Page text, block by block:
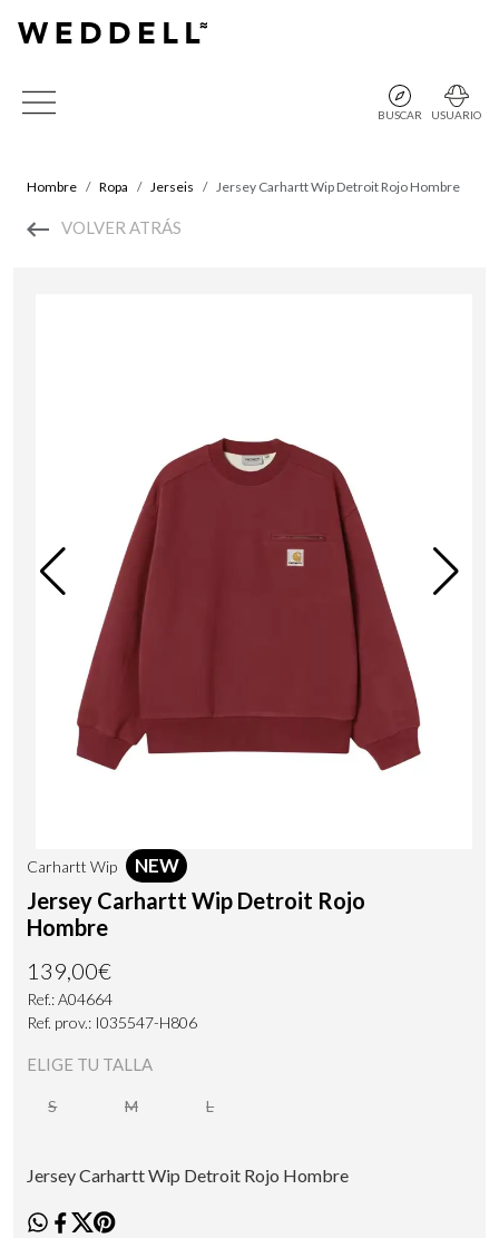
BUSCAR USUARIO
Hombre Ropa Jerseis Jersey Carhartt Wip Detroit Rojo Hombre
VOLVER ATRÁS
Carhartt Wip NEW
Jersey Carhartt Wip Detroit Rojo
Hombre
139,00€
Ref.: A04664
Ref. prov.: I035547-H806
ELIGE TU TALLA
S M L
Jersey Carhartt Wip Detroit Rojo Hombre